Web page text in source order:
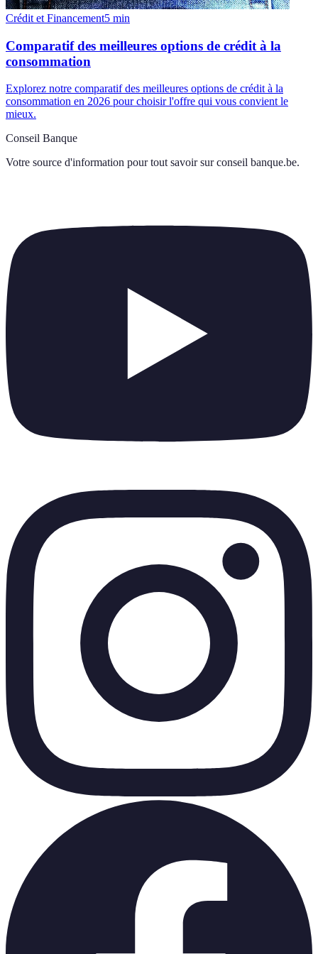
Crédit et Financement5 min
Comparatif des meilleures options de crédit à la
consommation
Explorez notre comparatif des meilleures options de crédit à la
consommation en 2026 pour choisir l'offre qui vous convient le
mieux.
Conseil Banque
Votre source d'information pour tout savoir sur conseil banque.be.